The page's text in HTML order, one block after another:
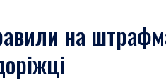
на